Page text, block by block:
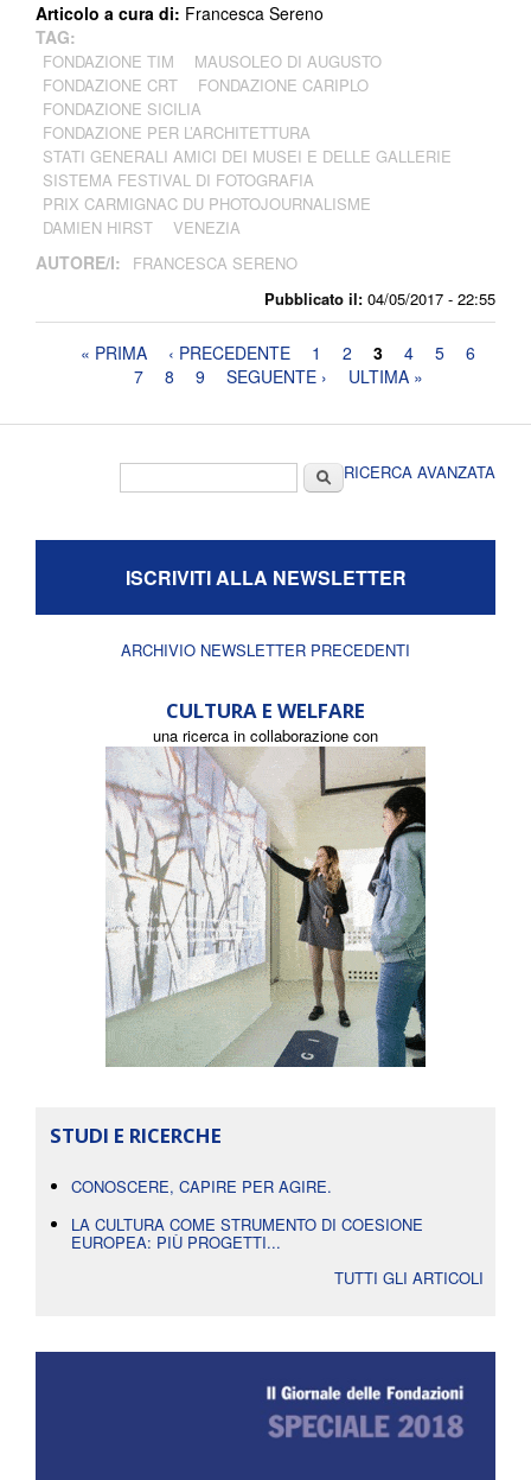
Pubblicato il: 04/05/2017 - 22:55
Articolo a cura di: Francesca Sereno
TAG:
FONDAZIONE TIM
MAUSOLEO DI AUGUSTO
FONDAZIONE CRT
FONDAZIONE CARIPLO
FONDAZIONE SICILIA
FONDAZIONE PER L’ARCHITETTURA
STATI GENERALI AMICI DEI MUSEI E DELLE GALLERIE
SISTEMA FESTIVAL DI FOTOGRAFIA
PRIX CARMIGNAC DU PHOTOJOURNALISME
DAMIEN HIRST
VENEZIA
AUTORE/I: FRANCESCA SERENO
Pagine« PRIMA ‹ PRECEDENTE 1 2 3 4 5
6
7
8 9 SEGUENTE › ULTIMA »
CercaRICERCA AVANZATA
ISCRIVITI ALLA NEWSLETTER
ARCHIVIO NEWSLETTER PRECEDENTI
CULTURA E WELFARE
una ricerca in collaborazione con
STUDI E RICERCHE
CONOSCERE, CAPIRE PER AGIRE.
LA CULTURA COME STRUMENTO DI COESIONE
EUROPEA: PIÙ PROGETTI...
TUTTI GLI ARTICOLI